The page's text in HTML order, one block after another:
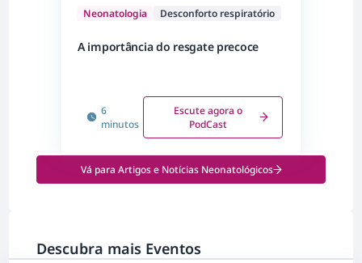
Neonatologia Desconforto respiratório
A importância do resgate precoce
6
minutos
Escute agora o
PodCast
Vá para Artigos e Notícias Neonatológicos
Descubra mais Eventos